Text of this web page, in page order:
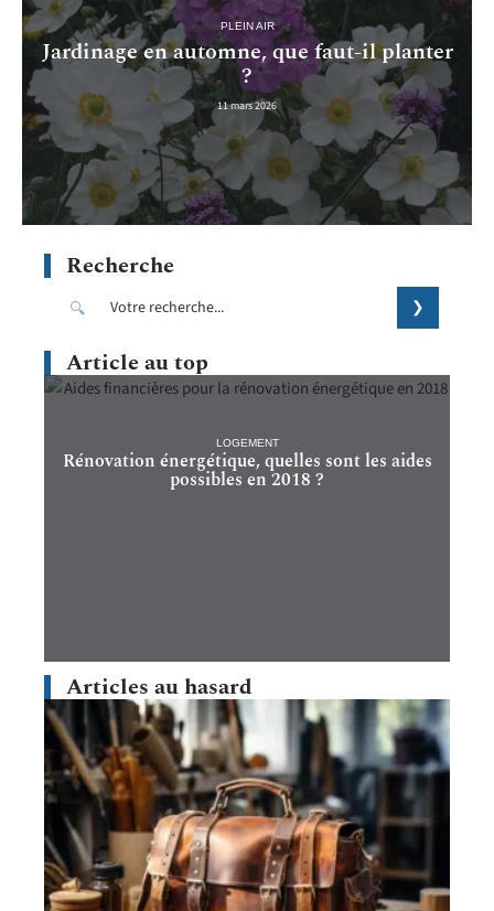
PLEIN AIR
Jardinage en automne, que faut-il planter
?
11 mars 2026
Recherche
Article au top
LOGEMENT
Rénovation énergétique, quelles sont les aides
possibles en 2018 ?
Articles au hasard